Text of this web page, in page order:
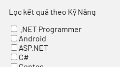
Lọc kết quả theo Kỹ Năng
.NET Programmer
Android
ASP.NET
C#